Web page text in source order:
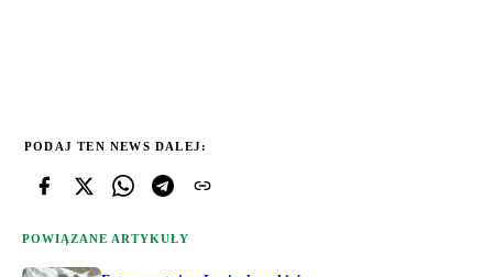
PODAJ TEN NEWS DALEJ:
POWIĄZANE ARTYKUŁY